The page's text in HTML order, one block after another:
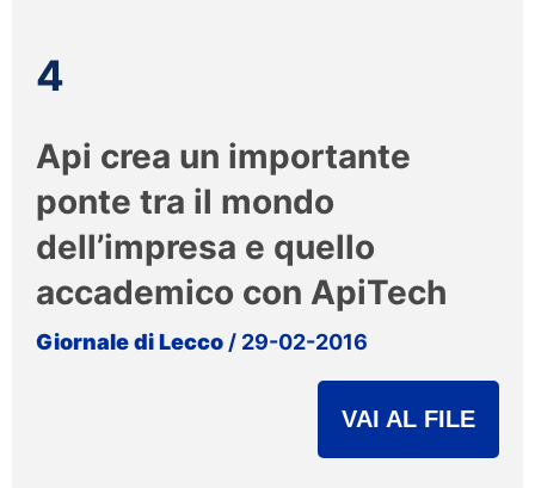
4
Api crea un importante
ponte tra il mondo
dell’impresa e quello
accademico con ApiTech
Giornale di Lecco / 29-02-2016
VAI AL FILE